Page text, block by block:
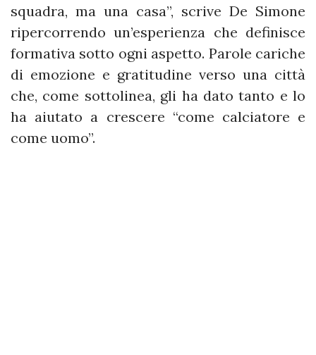
squadra, ma una casa”, scrive De Simone
ripercorrendo un’esperienza che definisce
formativa sotto ogni aspetto. Parole cariche
di emozione e gratitudine verso una città
che, come sottolinea, gli ha dato tanto e lo
ha aiutato a crescere “come calciatore e
come uomo”.